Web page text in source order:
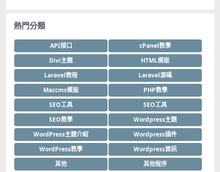
熱門分類
API接口
cPanel教學
Divi主題
HTML模版
Laravel教程
Laravel源碼
Maccms模版
PHP教學
SEO工具
SEO工具
SEO教學
Wordpress主題
WordPress主題介紹
Wordpress插件
WordPress教學
Wordpress資訊
其他
其他程序